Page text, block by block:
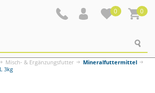
0 0
Misch- & Ergänzungsfutter
Mineralfuttermittel
3kg